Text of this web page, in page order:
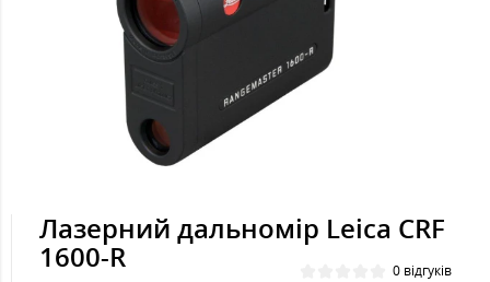
Лазерний дальномір Leica CRF
1600-R 0 відгуків